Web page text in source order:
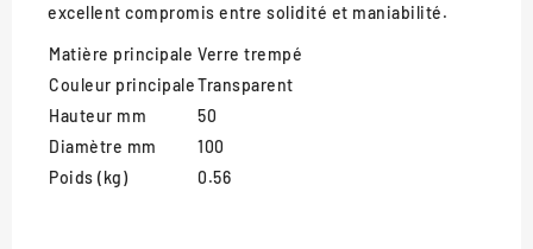
excellent compromis entre solidité et maniabilité.
Matière principale Verre trempé
Couleur principaleTransparent
Hauteur mm
50
Diamètre mm
100
Poids (kg)
0.56